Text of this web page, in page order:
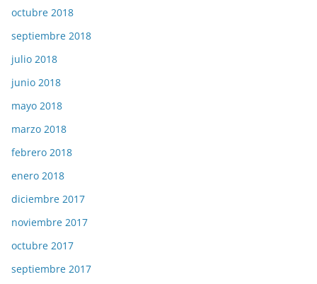
octubre 2018
septiembre 2018
julio 2018
junio 2018
mayo 2018
marzo 2018
febrero 2018
enero 2018
diciembre 2017
noviembre 2017
octubre 2017
septiembre 2017